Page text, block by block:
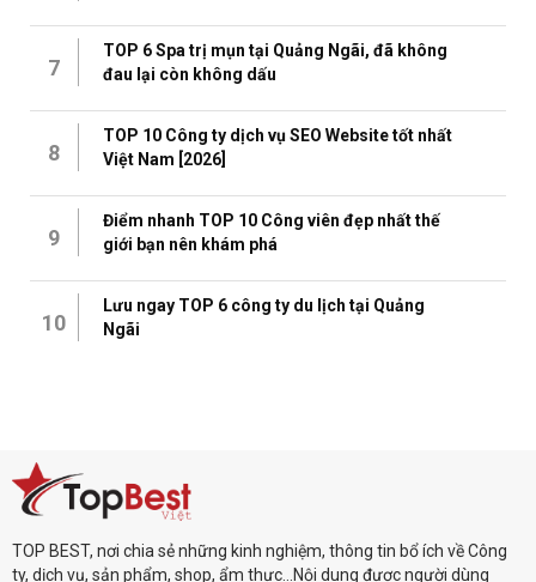
7
TOP 6 Spa trị mụn tại Quảng Ngãi, đã không
đau lại còn không dấu
8
TOP 10 Công ty dịch vụ SEO Website tốt nhất
Việt Nam [2026]
9
Điểm nhanh TOP 10 Công viên đẹp nhất thế
giới bạn nên khám phá
10
Lưu ngay TOP 6 công ty du lịch tại Quảng
Ngãi
TOP BEST, nơi chia sẻ những kinh nghiệm, thông tin bổ ích về Công
ty, dịch vụ, sản phẩm, shop, ẩm thực...Nội dung được người dùng